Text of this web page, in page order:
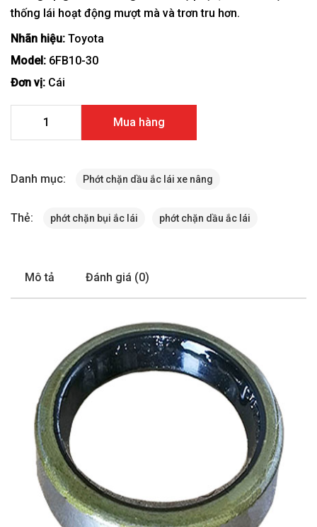
thống lái hoạt động mượt mà và trơn tru hơn.
Nhãn hiệu: Toyota
Model: 6FB10-30
Đơn vị: Cái
Mua hàng
Danh mục: Phớt chặn dầu ắc lái xe nâng
Thẻ: phớt chặn bụi ắc lái phớt chặn dầu ắc lái
Mô tả Đánh giá (0)